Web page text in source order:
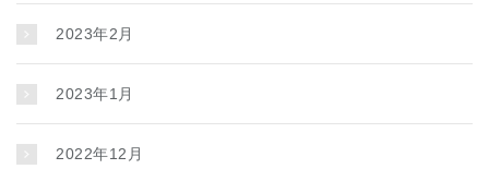
2023年2月
2023年1月
2022年12月